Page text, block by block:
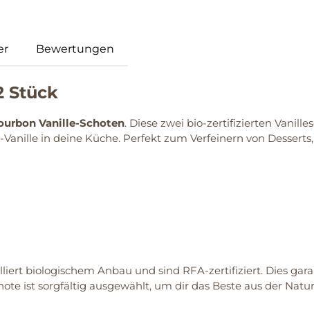
Bewertungen
Stück
Vanille-Schoten. Diese zwei bio-zertifizierten
in deine Küche. Perfekt zum Verfeinern von
biologischem Anbau und sind RFA-zertifiziert. Dies
ist sorgfältig ausgewählt, um dir das Beste aus der